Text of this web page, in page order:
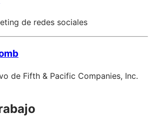
de redes sociales
de Fifth & Pacific Companies, Inc.